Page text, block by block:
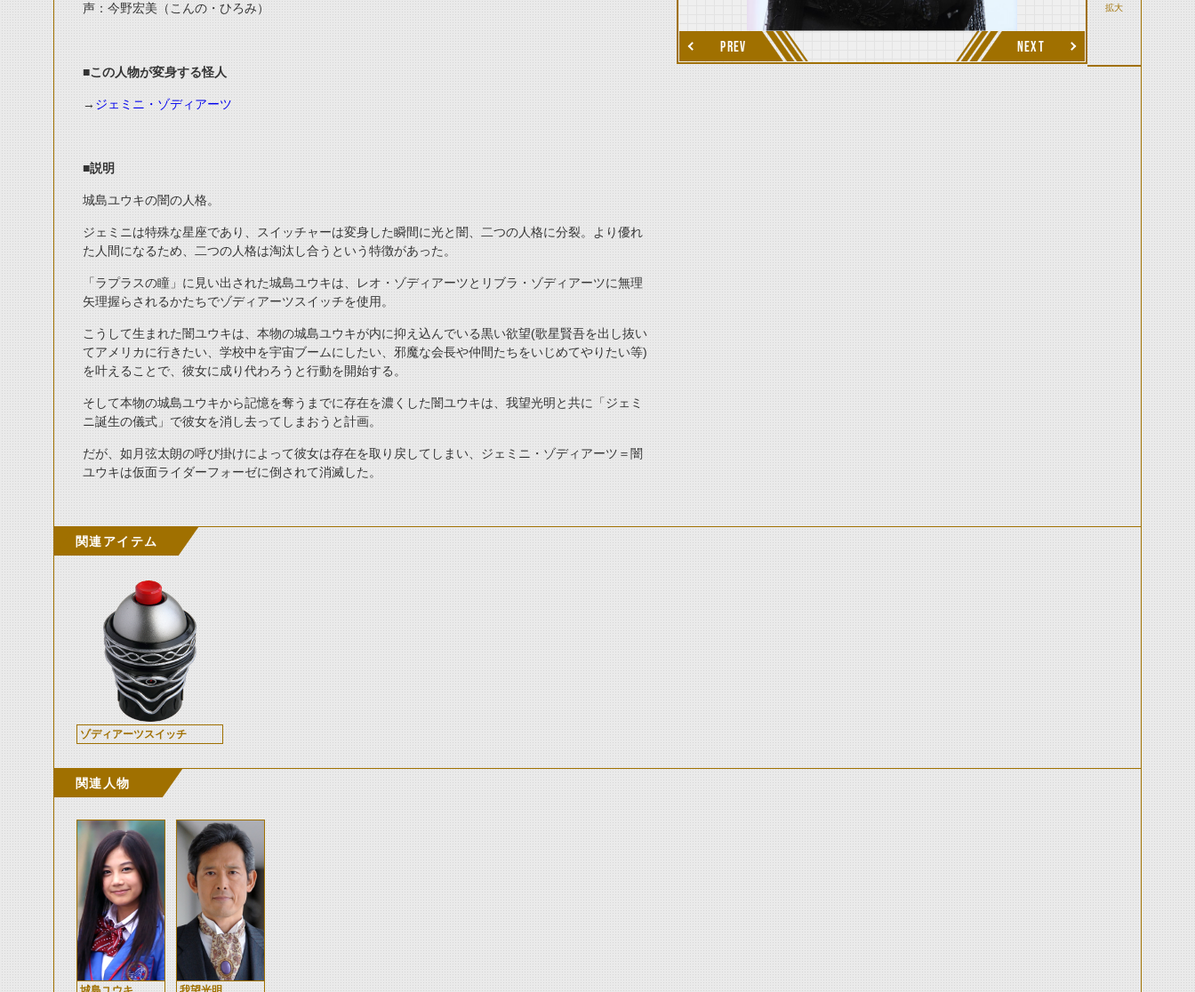
声：今野宏美（こんの・ひろみ）
■この人物が変身する怪人
→ ジェミニ・ゾディアーツ
■説明
城島ユウキの闇の人格。
ジェミニは特殊な星座であり、スイッチャーは変身した瞬間に光と闇、二つの人格に分裂。より優れ
た人間になるため、二つの人格は淘汰し合うという特徴があった。
「ラプラスの瞳」に見い出された城島ユウキは、レオ・ゾディアーツとリブラ・ゾディアーツに無理
矢理握らされるかたちでゾディアーツスイッチを使用。
こうして生まれた闇ユウキは、本物の城島ユウキが内に抑え込んでいる黒い欲望(歌星賢吾を出し抜い
てアメリカに行きたい、学校中を宇宙ブームにしたい、邪魔な会長や仲間たちをいじめてやりたい等)
を叶えることで、彼女に成り代わろうと行動を開始する。
そして本物の城島ユウキから記憶を奪うまでに存在を濃くした闇ユウキは、我望光明と共に「ジェミ
ニ誕生の儀式」で彼女を消し去ってしまおうと計画。
だが、如月弦太朗の呼び掛けによって彼女は存在を取り戻してしまい、ジェミニ・ゾディアーツ＝闇
ユウキは仮面ライダーフォーゼに倒されて消滅した。
PREV NEXT
拡大
関連アイテム
ゾディアーツスイッチ
関連人物